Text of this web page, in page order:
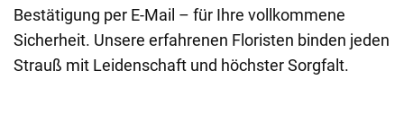
Bestätigung per E-Mail – für Ihre vollkommene
Sicherheit. Unsere erfahrenen Floristen binden jeden
Strauß mit Leidenschaft und höchster Sorgfalt.